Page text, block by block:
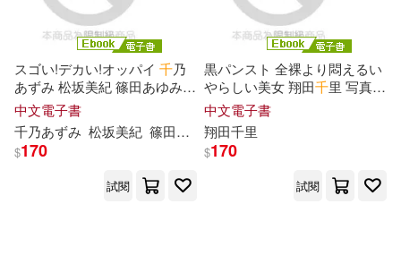
スゴい!デカい!オッパイ 千乃
あずみ 松坂美紀 篠田あゆみ
写真集 (電子書)
中文電子書
千乃あずみ 松坂美紀 篠田あゆみ
$170
試閱
黒パンスト 全裸より悶えるい
やらしい美女 翔田千里 写真集
(電子書)
中文電子書
翔田千里
$170
試閱